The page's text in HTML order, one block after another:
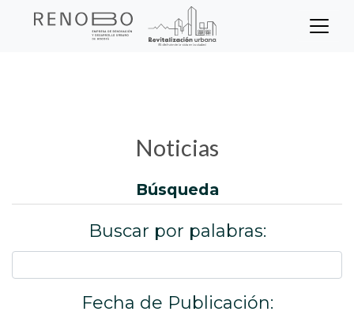
Sitio Web Empresa de
Noticias
Noticias
búsqueda
Buscar por palabras:
Fecha de Publicación: